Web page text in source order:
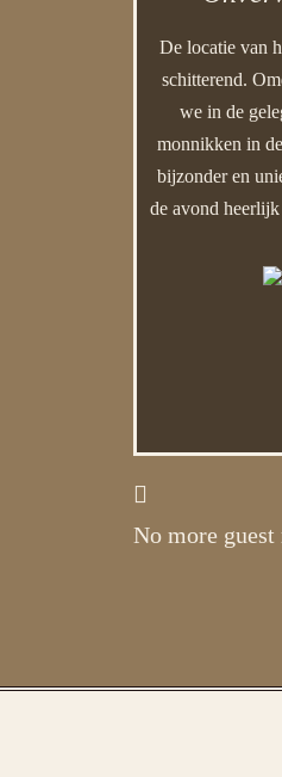
De locatie van
schitterend.
we in de
monnikken in
bijzonder en
de avond
No more